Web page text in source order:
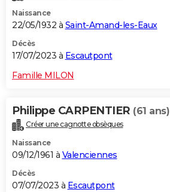
Naissance
22/05/1932 à Saint-Amand-les-Eaux
Décès
17/07/2023 à Escautpont
Famille MILON
Philippe CARPENTIER (61 ans)
Créer une cagnotte obsèques
Naissance
09/12/1961 à Valenciennes
Décès
07/07/2023 à Escautpont